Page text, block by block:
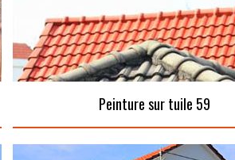
Peinture sur tuile 59